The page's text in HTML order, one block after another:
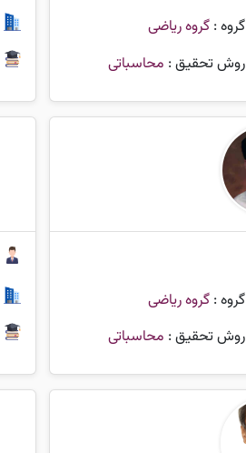
گروه :گروه ریاضی
روش تحقیق : محاسباتی
گروه :گروه ریاضی
روش تحقیق : محاسباتی